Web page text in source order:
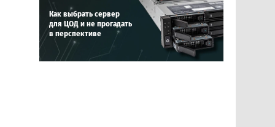
Как выбрать сервер
для ЦОД и не прогадать
в перспективе